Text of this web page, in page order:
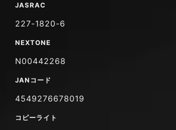
JASRAC
227-1820-6
NEXTONE
N00442268
JANコード
4549276678019
コピーライト